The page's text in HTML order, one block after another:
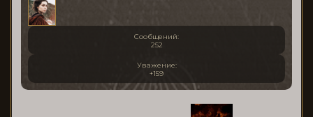
Сообщений:
252
Уважение:
+159